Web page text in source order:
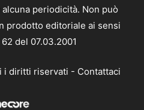
periodicità. Non può
prodotto editoriale ai sensi
del 07.03.2001
i diritti riservati - Contattaci